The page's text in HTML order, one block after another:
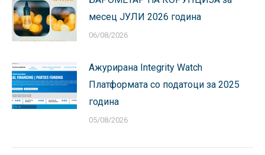
месец ЈУЛИ 2026 година
06/08/2026
Ажурирана Integrity Watch
Платформата со податоци за 2025
година
05/08/2026